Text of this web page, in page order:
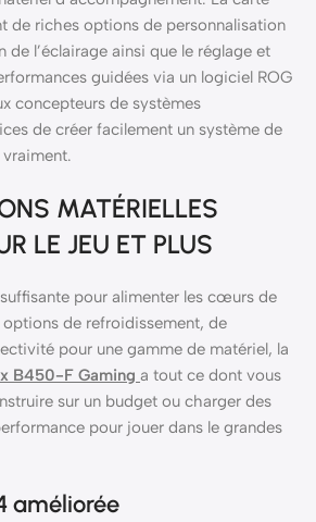
de riches options de personnalisation
de l’éclairage ainsi que le réglage et
guidées via un logiciel ROG
concepteurs de systèmes
de créer facilement un système de
MATÉRIELLES
LE JEU ET PLUS
pour alimenter les cœurs de
options de refroidissement, de
pour une gamme de matériel, la
B450-F Gaming a tout ce dont vous
sur un budget ou charger des
pour jouer dans le grandes
améliorée